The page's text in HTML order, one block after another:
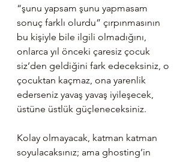
“şunu yapsam şunu yapmasam
sonuç farklı olurdu” çırpınmasının
bu kişiyle bile ilgili olmadığını,
onlarca yıl önceki çaresiz çocuk
siz’den geldiğini fark edeceksiniz, o
çocuktan kaçmaz, ona yarenlik
ederseniz yavaş yavaş iyileşecek,
üstüne üstlük güçleneceksiniz.
Kolay olmayacak, katman katman
soyulacaksınız; ama ghosting’in